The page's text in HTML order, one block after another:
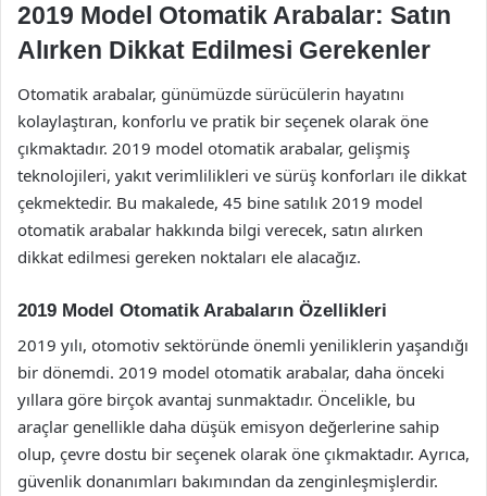
2019 Model Otomatik Arabalar: Satın
Alırken Dikkat Edilmesi Gerekenler
Otomatik arabalar, günümüzde sürücülerin hayatını
kolaylaştıran, konforlu ve pratik bir seçenek olarak öne
çıkmaktadır. 2019 model otomatik arabalar, gelişmiş
teknolojileri, yakıt verimlilikleri ve sürüş konforları ile dikkat
çekmektedir. Bu makalede, 45 bine satılık 2019 model
otomatik arabalar hakkında bilgi verecek, satın alırken
dikkat edilmesi gereken noktaları ele alacağız.
2019 Model Otomatik Arabaların Özellikleri
2019 yılı, otomotiv sektöründe önemli yeniliklerin yaşandığı
bir dönemdi. 2019 model otomatik arabalar, daha önceki
yıllara göre birçok avantaj sunmaktadır. Öncelikle, bu
araçlar genellikle daha düşük emisyon değerlerine sahip
olup, çevre dostu bir seçenek olarak öne çıkmaktadır. Ayrıca,
güvenlik donanımları bakımından da zenginleşmişlerdir.